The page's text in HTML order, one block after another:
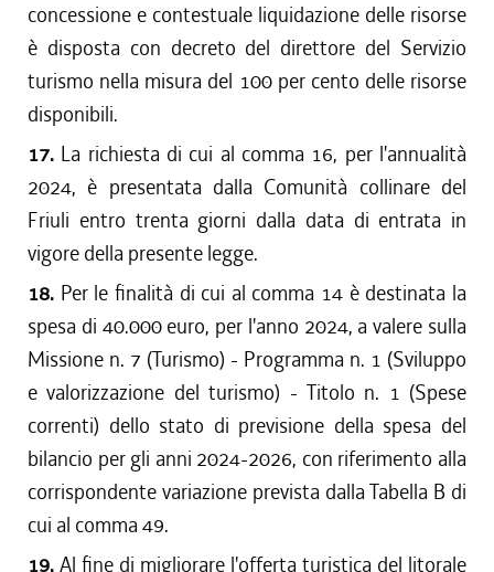
concessione e contestuale liquidazione delle risorse
è disposta con decreto del direttore del Servizio
turismo nella misura del 100 per cento delle risorse
disponibili.
17. La richiesta di cui al comma 16, per l'annualità
2024, è presentata dalla Comunità collinare del
Friuli entro trenta giorni dalla data di entrata in
vigore della presente legge.
18. Per le finalità di cui al comma 14 è destinata la
spesa di 40.000 euro, per l'anno 2024, a valere sulla
Missione n. 7 (Turismo) - Programma n. 1 (Sviluppo
e valorizzazione del turismo) - Titolo n. 1 (Spese
correnti) dello stato di previsione della spesa del
bilancio per gli anni 2024-2026, con riferimento alla
corrispondente variazione prevista dalla Tabella B di
cui al comma 49.
19. Al fine di migliorare l'offerta turistica del litorale